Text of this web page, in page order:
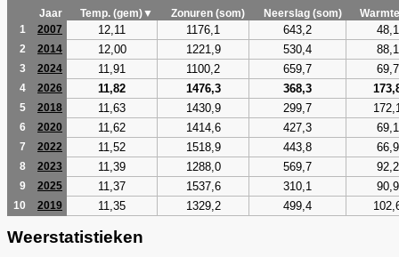
Jaar
Temp. (gem)▼ Zonuren (som) Neerslag (som)
1
2007 12,11 1176,1 643,2 48,1
2 2014 12,00 1221,9 530,4 88,1
3 2024 11,91 1100,2 659,7 69,7
4 2026 11,82 1476,3 368,3
5 2018 11,63 1430,9 299,7
6 2020 11,62 1414,6 427,3 69,1
7 2022 11,52 1518,9 443,8 66,9
8 2023 11,39 1288,0 569,7 92,2
9 2025 11,37 1537,6 310,1 90,9
10 2019 11,35 1329,2 499,4
Weerstatistieken